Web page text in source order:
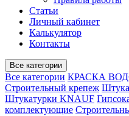
Статьи
Личный кабинет
Калькулятор
Контакты
Все категории
Все категории КРАСКА
Строительный крепеж
Штукатурки KNAUF
комплектующие